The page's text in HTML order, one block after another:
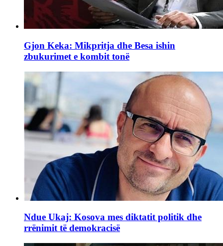
Gjon Keka: Mikpritja dhe Besa ishin
zbukurimet e kombit tonë
Ndue Ukaj: Kosova mes diktatit politik dhe
rrënimit të demokracisë